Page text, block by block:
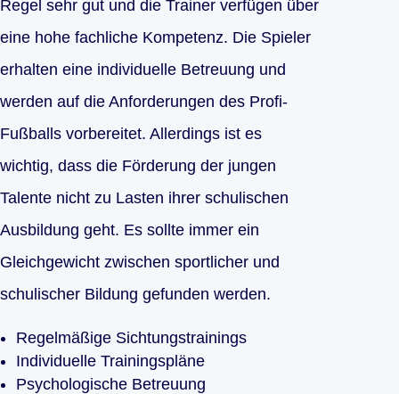
Regel sehr gut und die Trainer verfügen über
eine hohe fachliche Kompetenz. Die Spieler
erhalten eine individuelle Betreuung und
werden auf die Anforderungen des Profi-
Fußballs vorbereitet. Allerdings ist es
wichtig, dass die Förderung der jungen
Talente nicht zu Lasten ihrer schulischen
Ausbildung geht. Es sollte immer ein
Gleichgewicht zwischen sportlicher und
schulischer Bildung gefunden werden.
Regelmäßige Sichtungstrainings
Individuelle Trainingspläne
Psychologische Betreuung